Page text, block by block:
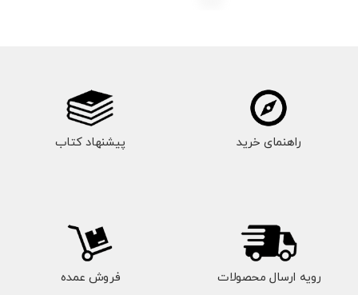
راهنمای خرید پیشنهاد کتاب
رویه ارسال محصولات فروش عمده